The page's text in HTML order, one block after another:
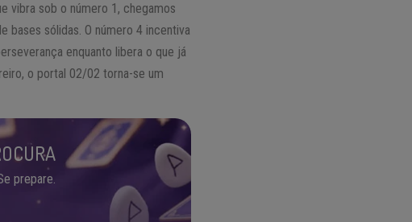
vibra sob o número 1, chegamos
bases sólidas. O número 4 incentiva
enquanto libera o que já
o portal 02/02 torna-se um
prepare.